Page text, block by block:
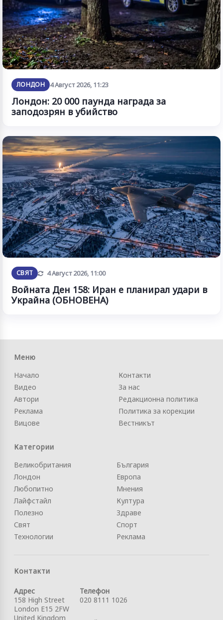
ЛОНДОН 4 Август 2026, 11:23
Лондон: 20 000 паунда награда за
заподозрян в убийство
СВЯТ Обновена
4 Август 2026, 11:00
Войната Ден 158: Иран е планирал удари в
Украйна (ОБНОВЕНА)
Меню
Начало
Видео
Автори
Реклама
Вицове
Контакти
За нас
Редакционна политика
Политика за корекции
Вестникът
Категории
Великобритания
Лондон
Любопитно
Лайфстайл
Полезно
Свят
Технологии
България
Европа
Мнения
Култура
Здраве
Спорт
Реклама
Контакти
Адрес
158 High Street
London E15 2FW
United Kingdom
Телефон
020 8111 1026